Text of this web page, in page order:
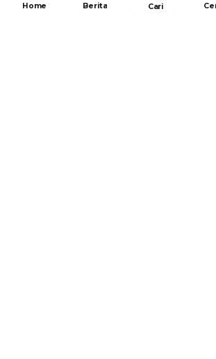
10 Film Indonesia Tayang November
Home Berita Cari